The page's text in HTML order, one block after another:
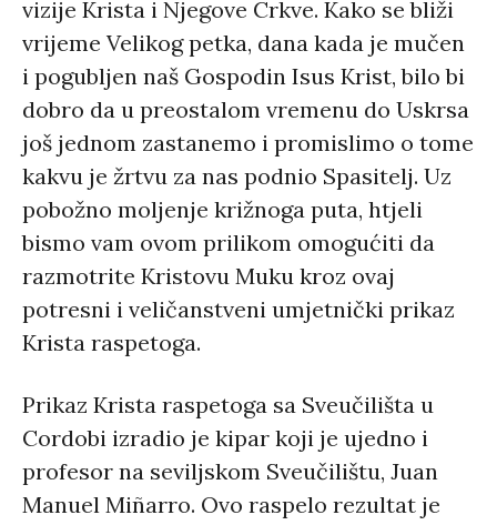
vizije Krista i Njegove Crkve. Kako se bliži
vrijeme Velikog petka, dana kada je mučen
i pogubljen naš Gospodin Isus Krist, bilo bi
dobro da u preostalom vremenu do Uskrsa
još jednom zastanemo i promislimo o tome
kakvu je žrtvu za nas podnio Spasitelj. Uz
pobožno moljenje križnoga puta, htjeli
bismo vam ovom prilikom omogućiti da
razmotrite Kristovu Muku kroz ovaj
potresni i veličanstveni umjetnički prikaz
Krista raspetoga.
Prikaz Krista raspetoga sa Sveučilišta u
Cordobi izradio je kipar koji je ujedno i
profesor na seviljskom Sveučilištu, Juan
Manuel Miñarro. Ovo raspelo rezultat je